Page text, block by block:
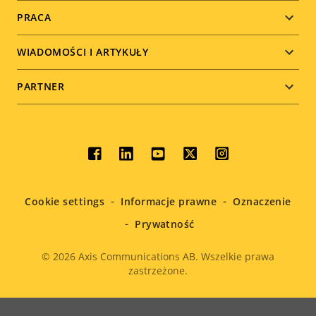
PRACA
WIADOMOŚCI I ARTYKUŁY
PARTNER
Social
menu
© 2026 Axis Communications AB. Wszelkie prawa
zastrzeżone.
Cookie settings Informacje prawne
Oznaczenie
Prywatność